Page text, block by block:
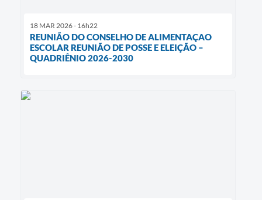
18 MAR 2026 - 16h22
REUNIÃO DO CONSELHO DE ALIMENTAÇAO
ESCOLAR REUNIÃO DE POSSE E ELEIÇÃO –
QUADRIÊNIO 2026-2030